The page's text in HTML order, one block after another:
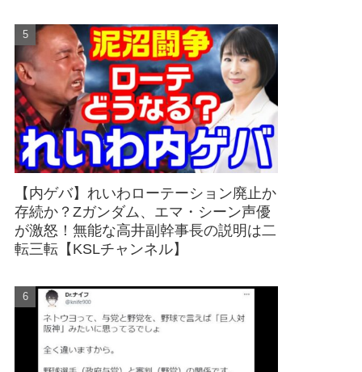
【内ゲバ】れいわローテーション廃止か
存続か？Zガンダム、エマ・シーン声優
が激怒！無能な高井副幹事長の説明は二
転三転【KSLチャンネル】